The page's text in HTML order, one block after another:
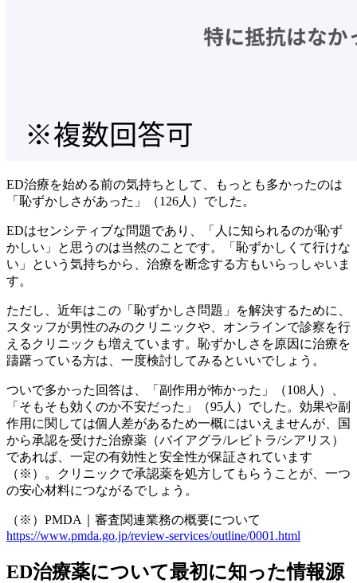
ED治療を始める前の気持ちとして、もっとも多かったのは
「恥ずかしさがあった」（126人）でした。
EDはセンシティブな問題であり、「人に知られるのが恥ず
かしい」と思うのは当然のことです。「恥ずかしくて行けな
い」という気持ちから、治療を断念する方もいらっしゃいま
す。
ただし、近年はこの「恥ずかしさ問題」を解決するために、
スタッフが男性のみのクリニックや、オンラインで診察を行
えるクリニックも増えています。恥ずかしさを原因に治療を
躊躇っている方は、一度検討してみるといいでしょう。
ついで多かった回答は、「副作用が怖かった」（108人）、
「そもそも効くのか不安だった」（95人）でした。効果や副
作用に関しては個人差があるため一概にはいえませんが、国
から承認を受けた治療薬（バイアグラ/レビトラ/シアリス）
であれば、一定の有効性と安全性が保証されています
（※）。クリニックで承認薬を処方してもらうことが、一つ
の安心材料につながるでしょう。
（※）PMDA｜審査関連業務の概要について
https://www.pmda.go.jp/review-services/outline/0001.html
ED治療薬について最初に知った情報源